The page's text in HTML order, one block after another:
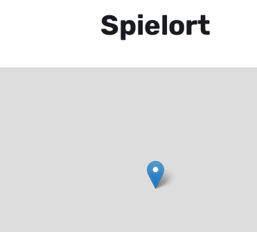
Spielort